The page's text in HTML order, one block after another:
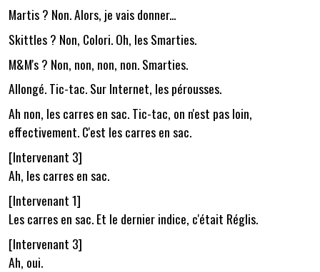
Martis ? Non. Alors, je vais donner...
Skittles ? Non, Colori. Oh, les Smarties.
M&M's ? Non, non, non, non. Smarties.
Allongé. Tic-tac. Sur Internet, les pérousses.
Ah non, les carres en sac. Tic-tac, on n'est pas loin,
effectivement. C'est les carres en sac.
[Intervenant 3]
Ah, les carres en sac.
[Intervenant 1]
Les carres en sac. Et le dernier indice, c'était Réglis.
[Intervenant 3]
Ah, oui.